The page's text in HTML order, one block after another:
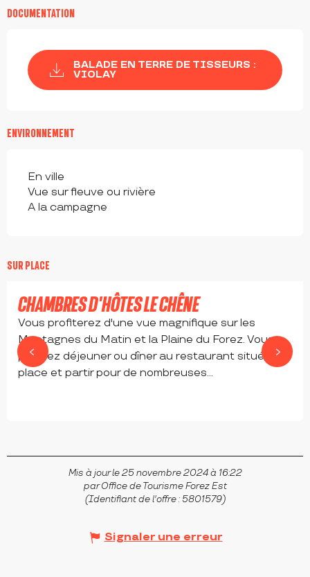
DOCUMENTATION
BALADE EN TERRE DE TISSEURS :
VIOLAY
ENVIRONNEMENT
En ville
Vue sur fleuve ou rivière
A la campagne
SUR PLACE
60€
CHAMBRES D'HÔTES LE CHÊNE
Vous profiterez d'une vue magnifique sur les
Montagnes du Matin et la Plaine du Forez. Vous
pourrez déjeuner ou dîner au restaurant situé sur
place et partir pour de nombreuses...
Mis à jour le 25 novembre 2024 à 16:22
par Office de Tourisme Forez Est
(Identifiant de l'offre : 5801579)
Signaler une erreur